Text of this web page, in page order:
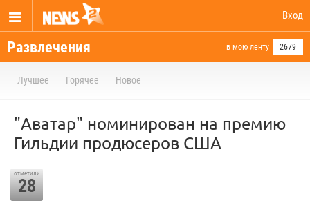
Вход
Развлечения в мою ленту 2679
Лучшее Горячее Новое
"Аватар" номинирован на премию
Гильдии продюсеров США
отметили
28